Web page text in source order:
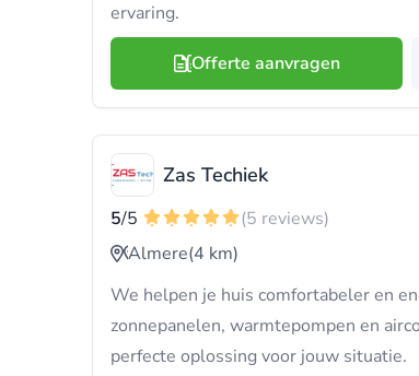
ervaring.
Offerte aanvragen
Zas Techiek
5/5
(5 reviews)
Almere(4 km)
We helpen je huis comfortabeler en
zonnepanelen, warmtepompen en
perfecte oplossing voor jouw situatie.